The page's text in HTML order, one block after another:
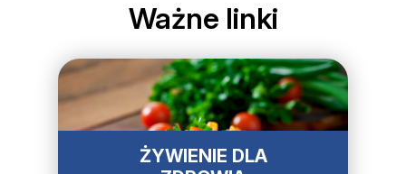
Ważne linki
ŻYWIENIE DLA